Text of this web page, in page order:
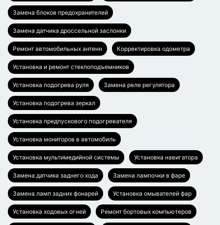
Замена блоков предохранителей
Замена датчика дроссельной заслонки
Ремонт автомобильных антенн Корректировка одометра
Установка и ремонт стеклоподъемников
Установка подогрева руля Замена реле регулятора
Установка подогрева зеркал
Установка предпускового подогревателя
Установка мониторов в автомобиль
Установка мультимедийной системы Установка навигатора
Замена датчика заднего хода Замена лампочки в фаре
Замена ламп задних фонарей Установка омывателей фар
Установка ходовых огней Ремонт бортовых компьютеров